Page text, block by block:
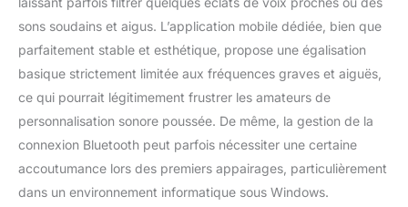
sons soudains et aigus. L’application mobile dédiée, bien que
parfaitement stable et esthétique, propose une égalisation
basique strictement limitée aux fréquences graves et aiguës,
ce qui pourrait légitimement frustrer les amateurs de
personnalisation sonore poussée. De même, la gestion de la
connexion Bluetooth peut parfois nécessiter une certaine
accoutumance lors des premiers appairages, particulièrement
dans un environnement informatique sous Windows.